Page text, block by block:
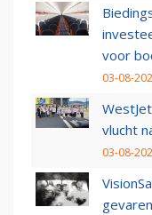
voor
03-08-
vlucht
03-08-